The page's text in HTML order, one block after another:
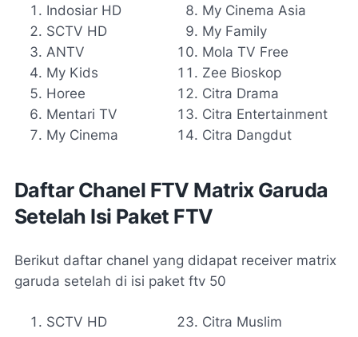
Indosiar HD
SCTV HD
ANTV
My Kids
Horee
Mentari TV
My Cinema
My Cinema Asia
My Family
Mola TV Free
Zee Bioskop
Citra Drama
Citra Entertainment
Citra Dangdut
Daftar Chanel FTV Matrix Garuda
Setelah Isi Paket FTV
Berikut daftar chanel yang didapat receiver matrix
garuda setelah di isi paket ftv 50
SCTV HD
Citra Muslim